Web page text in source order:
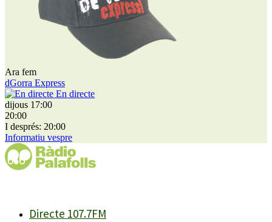
Ara fem
dGorra Express
En directe
dijous 17:00
20:00
I després: 20:00
Informatiu vespre
Directe 107.7FM